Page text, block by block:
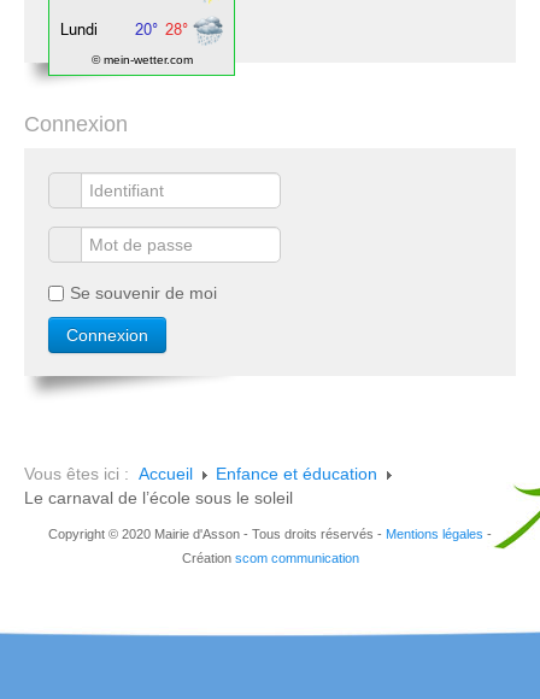
© mein-wetter.com
Connexion
Se souvenir de moi
Vous êtes ici : Accueil
Enfance et éducation
Le carnaval de l’école sous le soleil
Copyright © 2020 Mairie d'Asson - Tous droits réservés - Mentions légales -
Création scom communication